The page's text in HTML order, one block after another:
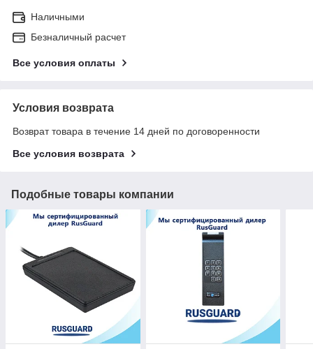
Наличными
Безналичный расчет
Все условия оплаты
Условия возврата
Возврат товара в течение 14 дней по договоренности
Все условия возврата
Подобные товары компании